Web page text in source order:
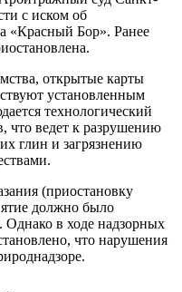
с иском об
«Красный Бор». Ранее
открытые карты
установленным
технологический
что ведет к разрушению
глин и загрязнению
(приостановку
должно было
в ходе надзорных
что нарушения